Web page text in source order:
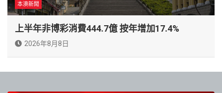
本澳新聞
上半年非博彩消費444.7億 按年增加17.4%
2026年8月8日